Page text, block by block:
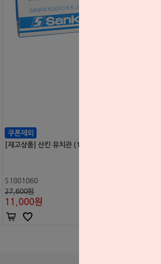
[재고상품] 산킨 유치관 (10EA)
S1801060
27,600원
11,000원